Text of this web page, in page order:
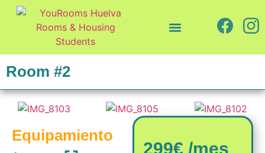
Room #2
Equipamiento
299€ /mes